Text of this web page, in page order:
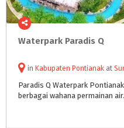
Waterpark Paradis Q
in Kabupaten Pontianak at
Paradis Q Waterpark Pontianak
berbagai wahana permainan air.